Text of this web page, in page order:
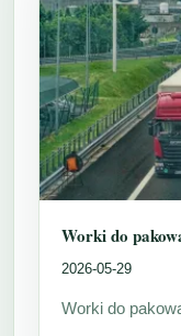
Worki do
2026-05-29
Worki do